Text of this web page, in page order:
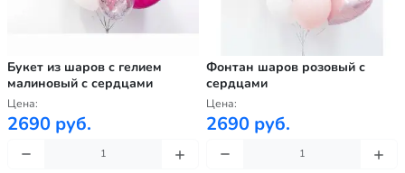
Букет из шаров с гелием
малиновый с сердцами
Цена:
2690 руб.
Фонтан шаров розовый с
сердцами
Цена:
2690 руб.